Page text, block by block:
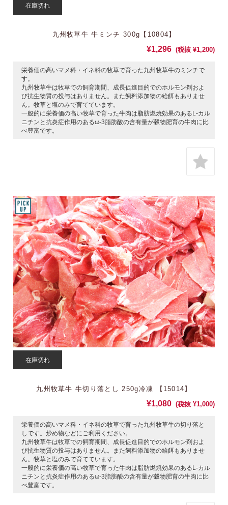
在庫切れ
九州牧草牛 牛ミンチ 300g【10804】
¥1,296 (税抜 ¥1,200)
栄養価の高いマメ科・イネ科の牧草で育った九州牧草牛のミンチで
す。
九州牧草牛は牧草での飼育期間、成長促進目的でのホルモン剤およ
び抗生物質の投与はありません。また飼料添加物の給餌もありませ
ん。牧草と塩のみで育てています。
一般的に栄養価の高い牧草で育った牛肉は脂肪燃焼効果のあるL-カル
ニチンと抗炎症作用のあるω-3脂肪酸の含有量が穀物肥育の牛肉に比
べ豊富です。
在庫切れ
九州牧草牛 牛切り落とし 250g冷凍 【15014】
¥1,080 (税抜 ¥1,000)
栄養価の高いマメ科・イネ科の牧草で育った九州牧草牛の切り落と
しです。炒め物などにご利用ください。
九州牧草牛は牧草での飼育期間、成長促進目的でのホルモン剤およ
び抗生物質の投与はありません。また飼料添加物の給餌もありませ
ん。牧草と塩のみで育てています。
一般的に栄養価の高い牧草で育った牛肉は脂肪燃焼効果のあるL-カル
ニチンと抗炎症作用のあるω-3脂肪酸の含有量が穀物肥育の牛肉に比
べ豊富です。